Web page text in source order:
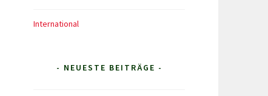
International
- NEUESTE BEITRÄGE -